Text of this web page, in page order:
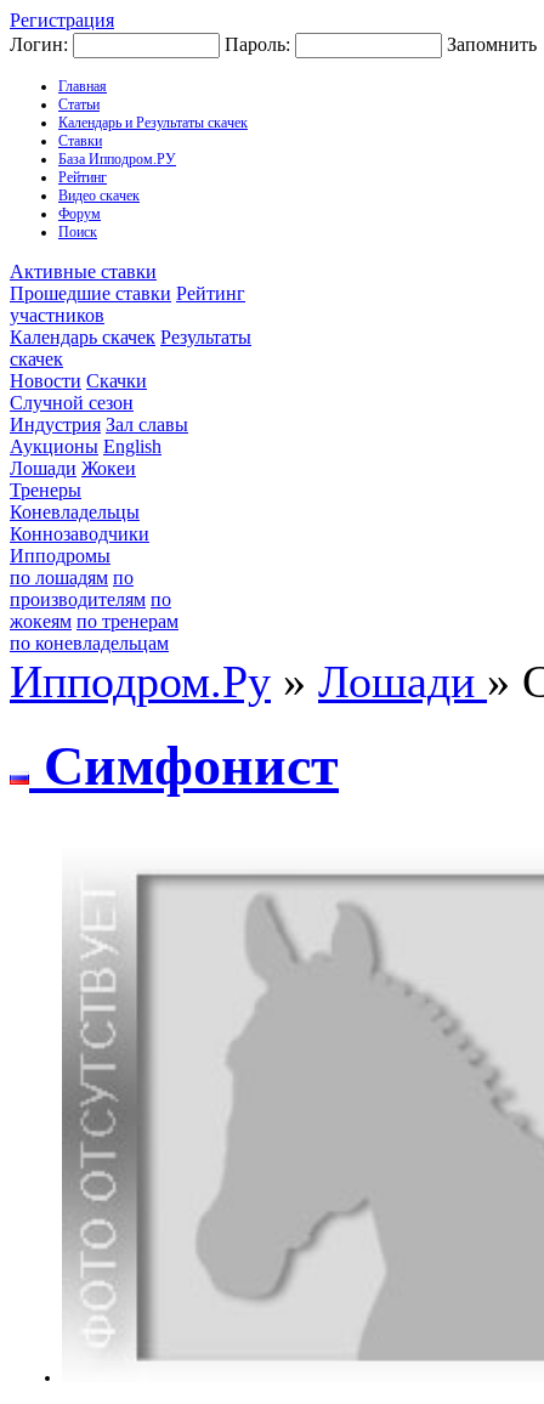
Регистрация
Логин:
Пароль: Запомнить
Главная
Статьи
Календарь и Результаты скачек
Ставки
База Ипподром.РУ
Рейтинг
Видео скачек
Форум
Поиск
Активные ставки
Прошедшие ставки Рейтинг
участников
Календарь скачек Результаты
скачек
Новости Скачки
Случной сезон
Индустрия Зал славы
Аукционы English
Лошади Жокеи
Тренеры
Коневладельцы
Коннозаводчики
Ипподромы
по лошадям по
производителям по
жокеям по тренерам
по коневладельцам
Ипподром.Ру » Лошади »
Cимфoнист